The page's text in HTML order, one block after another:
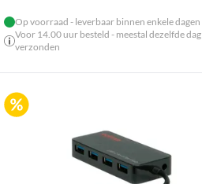
Op voorraad - leverbaar binnen enkele dagen
Voor 14.00 uur besteld - meestal dezelfde dag
verzonden